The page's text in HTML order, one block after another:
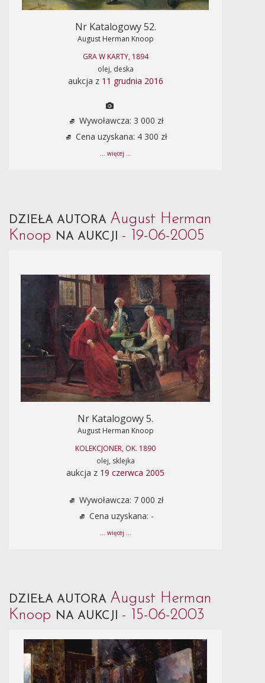
Nr Katalogowy 52.
August Herman Knoop
GRA W KARTY, 1894
olej, deska
aukcja z 11 grudnia 2016
Wywoławcza: 3 000 zł
Cena uzyskana: 4 300 zł
... więcej ...
DZIEŁA AUTORA August Herman
Knoop NA AUKCJI - 19-06-2005
Nr Katalogowy 5.
August Herman Knoop
KOLEKCJONER, OK. 1890
olej, sklejka
aukcja z 19 czerwca 2005
Wywoławcza: 7 000 zł
Cena uzyskana: -
... więcej ...
DZIEŁA AUTORA August Herman
Knoop NA AUKCJI - 15-06-2003